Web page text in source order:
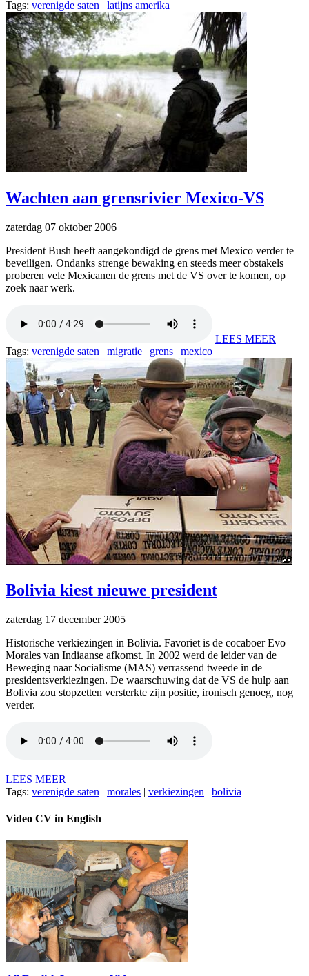
Tags: verenigde saten | latijns amerika
Wachten aan grensrivier Mexico-VS
zaterdag 07 oktober 2006
President Bush heeft aangekondigd de grens met Mexico verder te
beveiligen. Ondanks strenge bewaking en steeds meer obstakels
proberen vele Mexicanen de grens met de VS over te komen, op
zoek naar werk.
LEES MEER
Tags: verenigde saten | migratie | grens | mexico
Bolivia kiest nieuwe president
zaterdag 17 december 2005
Historische verkiezingen in Bolivia. Favoriet is de cocaboer Evo
Morales van Indiaanse afkomst. In 2002 werd de leider van de
Beweging naar Socialisme (MAS) verrassend tweede in de
presidentsverkiezingen. De waarschuwing dat de VS de hulp aan
Bolivia zou stopzetten versterkte zijn positie, ironisch genoeg, nog
verder.
LEES MEER
Tags: verenigde saten | morales | verkiezingen | bolivia
Video CV in English